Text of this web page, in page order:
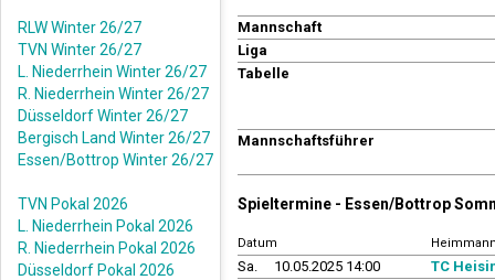
RLW Winter 26/27
TVN Winter 26/27
L. Niederrhein Winter 26/27
R. Niederrhein Winter 26/27
Düsseldorf Winter 26/27
Bergisch Land Winter 26/27
Essen/Bottrop Winter 26/27
TVN Pokal 2026
L. Niederrhein Pokal 2026
R. Niederrhein Pokal 2026
Düsseldorf Pokal 2026
Mannschaft
Liga
Tabelle
Mannschaftsführer
Spieltermine - Essen/Bottrop
Datum
Sa. 10.05.2025 14:00
TC